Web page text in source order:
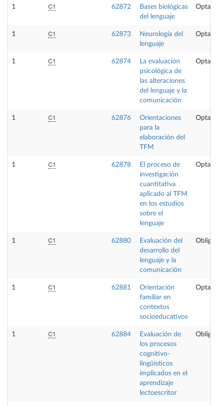
1 C1 62872
Bases biológicas
del lenguaje
1 C1 62873
Neurología del
lenguaje
1 C1 62874
La evaluación
psicológica de
las alteraciones
del lenguaje y la
comunicación
1 C1 62876
Orientaciones
para la
elaboración del
TFM
1 C1 62878
El proceso de
investigación
cuantitativa
aplicado al TFM
en los estudios
sobre el
lenguaje
1 C1 62880
Evaluación del
desarrollo del
lenguaje y la
comunicación
1 C1 62881
Orientación
familiar en
contextos
socioeducativos
1 C1 62884
Evaluación de
los procesos
cognitivo-
lingüísticos
implicados en el
aprendizaje
lectoescritor